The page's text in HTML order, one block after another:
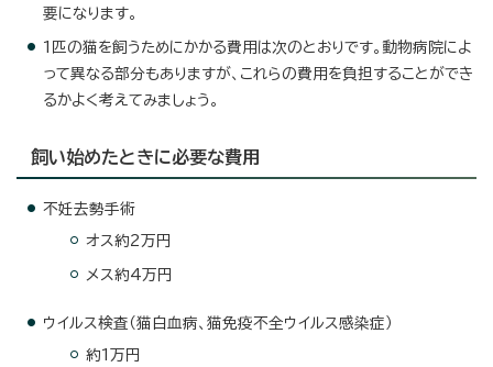
要になります。
1匹の猫を飼うためにかかる費用は次のとおりです。動物病院によ
って異なる部分もありますが、これらの費用を負担することができ
るかよく考えてみましょう。
飼い始めたときに必要な費用
不妊去勢手術
オス約2万円
メス約4万円
ウイルス検査（猫白血病、猫免疫不全ウイルス感染症）
約1万円